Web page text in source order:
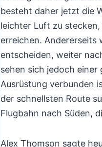
besteht daher jetzt die
leichter Luft zu
erreichen. Andererseits
entscheiden, weiter
sehen sich jedoch
Ausrüstung verbunden
der schnellsten Route
Flugbahn nach Süden,
Alex Thomson sagte